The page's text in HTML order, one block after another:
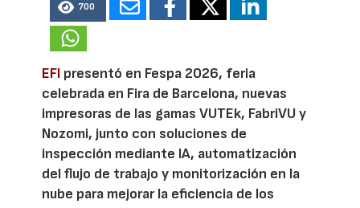
700
EFI presentó en Fespa 2026, feria
celebrada en Fira de Barcelona, nuevas
impresoras de las gamas VUTEk, FabriVU y
Nozomi, junto con soluciones de
inspección mediante IA, automatización
del flujo de trabajo y monitorización en la
nube para mejorar la eficiencia de los